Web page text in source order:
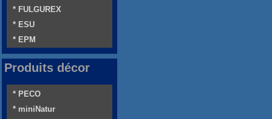
* FULGUREX
* ESU
* EPM
Produits décor
* PECO
* miniNatur